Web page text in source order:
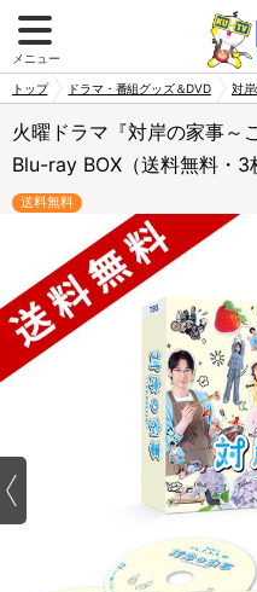
メニュー
トップ ドラマ・番組グッズ＆DVD 対
火曜ドラマ『対岸の家事～
Blu-ray BOX（送料無料・3
送料無料